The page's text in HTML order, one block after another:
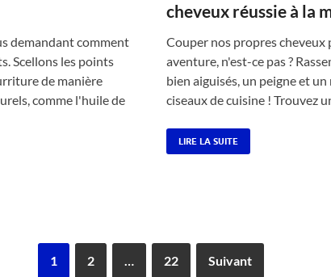
demandant comment
Scellons les points
de manière
comme l'huile de
cheveux réussie à la
Couper nos propres cheveux
aventure, n'est-ce pas ?
bien aiguisés, un peigne et
ciseaux de cuisine ! Trouvez
LIRE LA SUITE
1 2 … 22 Suivant